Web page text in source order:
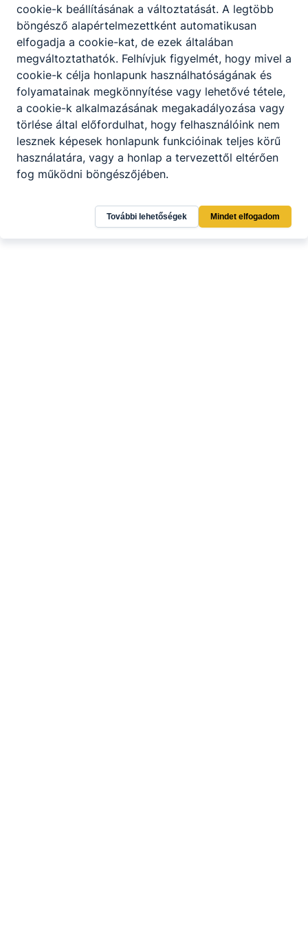
cookie-k beállításának a változtatását. A legtöbb
böngésző alapértelmezettként automatikusan
elfogadja a cookie-kat, de ezek általában
megváltoztathatók. Felhívjuk figyelmét, hogy mivel a
cookie-k célja honlapunk használhatóságának és
folyamatainak megkönnyítése vagy lehetővé tétele,
a cookie-k alkalmazásának megakadályozása vagy
törlése által előfordulhat, hogy felhasználóink nem
lesznek képesek honlapunk funkcióinak teljes körű
használatára, vagy a honlap a tervezettől eltérően
fog működni böngészőjében.
További lehetőségek Mindet elfogadom